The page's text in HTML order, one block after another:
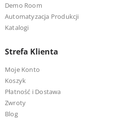
Demo Room
Automatyzacja Produkcji
Katalogi
Strefa Klienta
Moje Konto
Koszyk
Płatność i Dostawa
Zwroty
Blog